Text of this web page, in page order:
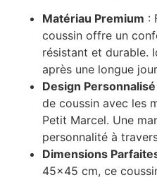
Matériau Premium :
coussin offre un
résistant et durable.
après une longue
Design Personnalisé
de coussin avec les
Petit Marcel. Une
personnalité à
Dimensions
45×45 cm, ce